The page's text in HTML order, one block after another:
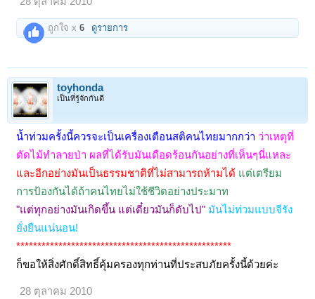
ถูกใจ x6 ดูรายการ
toyhonda
เป็นที่รู้จักกันดี
น้ำท่วมครั้งนี้ควรจะเป็นเครื่องเตือนสติคนไทยมากกว่า ว่าเหตุที่
ตัดไม้ทำลายป่า ผลที่ได้รับมันเดือดร้อนกันอย่างที่เห็นๆนี่แหละ
และอีกอย่างมันเป็นธรรมชาติที่ไม่สามารถห้ามได้ แต่เตรียม
การป้องกันได้ถ้าคนไทยไม่ใช้ชีวิตอย่างประมาท
"แต่ทุกอย่างมันเกิดขึ้น แต่เดี๋ยวมันก็ดับไป" มันไม่ท่วมแบบจีรัง
ยั่งยืนแน่นอน!
***************************************************
ก็ขอให้สิ่งศักดิ์สิทธิ์คุ้มครองทุกท่านที่ประสบภัยครั้งนี้ด้วยค่ะ
28 ตุลาคม 2010